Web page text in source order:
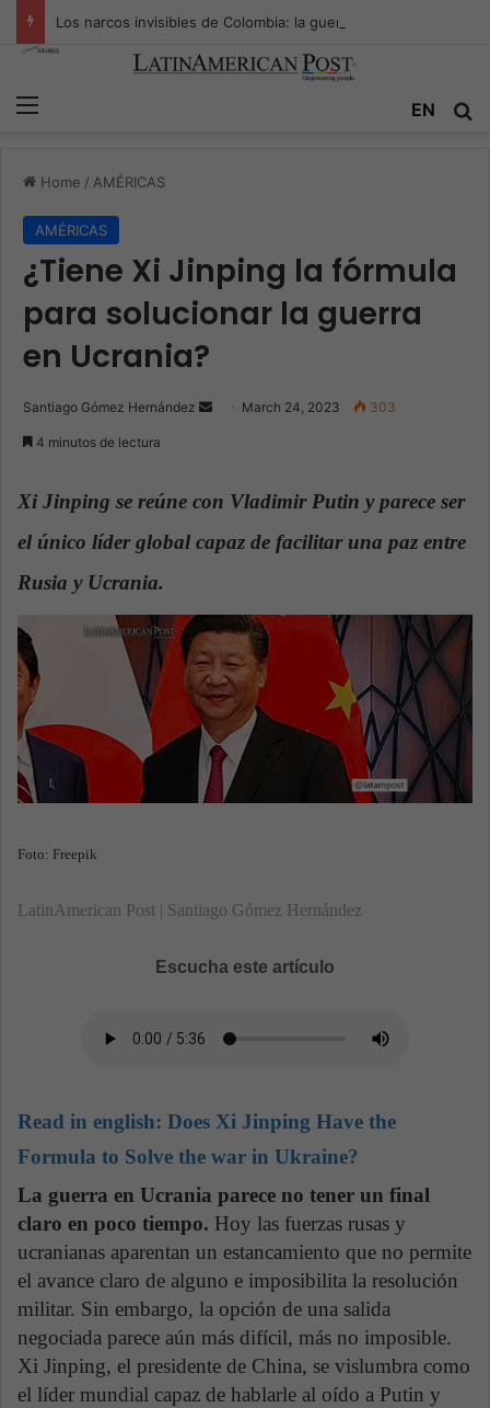
EN
Home / AMÉRICAS
AMÉRICAS
¿Tiene Xi Jinping la fórmula
para solucionar la guerra
en Ucrania?
Santiago Gómez Hernández
a
n
a
l
March 24, 2023 303
4 minutos de lectura
Xi Jinping se reúne con Vladimir Putin y parece ser
el único líder global capaz de facilitar una paz entre
Rusia y Ucrania.
Foto: Freepik
LatinAmerican Post | Santiago Gómez Hernández
Escucha este artículo
Read in english: Does Xi Jinping Have the
Formula to Solve the war in Ukraine?
La guerra en Ucrania parece no tener un final
claro en poco tiempo. Hoy las fuerzas rusas y
ucranianas aparentan un estancamiento que no permite
el avance claro de alguno e imposibilita la resolución
militar. Sin embargo, la opción de una salida
negociada parece aún más difícil, más no imposible.
Xi Jinping, el presidente de China, se vislumbra como
el líder mundial capaz de hablarle al oído a Putin y